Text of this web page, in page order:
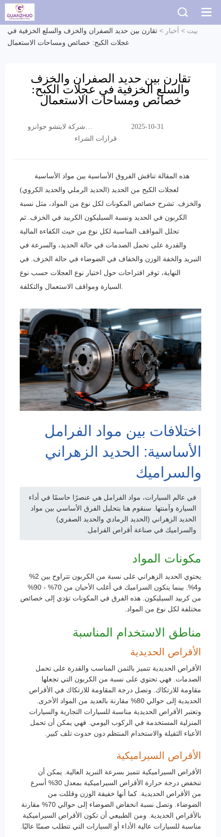
بيت > أخبار > تقارن بين حديد الصفران والخزف والسلع الخزفية في
عجلات الكبح: خصائص ومساحات الاستعمال
تقارن بين حديد الصفران والخزف
والسلع الخزفية في عجلات الكبح:
خصائص ومساحات الاستعمال
شركة لايتشو جوانزو
التجارية المحدودة
2025-10-31
قرارات الشراء
هذه المقالة تناقش الفروق الأساسية بين مواد الأساسية
لعجلات الكبح من الحديد (الحديد الرملي والحديد الكروي)
والخزف. تشرح خصائص المكونات لكل نوع من المواد، مثل نسبة
الكربون في الحديد ونسبة السيليكون الكربيد في الخزف. ثم
تحلل المواقف المناسبة لكل نوع من حيث الكفاءة المالية
والقدرة على تحمل الصدمات في حالة الحديد، والسرعة في
التبريد والخفة الوزن والخفاف في الضوضاء في حالة الخزف. في
النهاية، توفر اقتراحات حول اختيار نوع العجلات حسب نوع
السيارة ومواقف الاستعمال والتكلفة.
اختلافات بين مواد الفرامل
الأساسية: الحديد الزهراني
والسراميك
في عالم السيارات، مواد الفرامل هي عنصرًا حاسمًا في أداء
السيارة وآمنتها. سنقوم هنا بتحليل الفرق الأساسي بين مواد
الحديد الزهراني (الحديد الرمادي والحديد الصفري)
والسراميك في صناعة أقراص الفرامل.
مكونات المواد
يحتوي الحديد الزهراني على نسبة من الكربون تتراوح بين 2%
و4%. بينما يتكون السراميك في أغلب الأحيان من 70% - 90%
من كربيد السيليكون. هذه الفرق في المكونات تؤدي إلى خصائص
مختلفة لكل نوع من المواد.
مناطق الاستخدام المناسبة
الأقراص الحديدية
الأقراص الحديدية تتميز بالثمن المناسب والقدرة على تحمل
الصدمات. فهي تحتوي على نسبة من الكربون التي تجعلها
مقاومة للارتكاك. وتصل درجة المقاومة للارتكاك في الأقراص
الحديدية إلى حوالي 80% مقارنة بالعديد من المواد الأخرى.
وتعتبر الأقراص الحديدية مناسبة للسيارات التجارية والسيارات
المنزلية المستخدمة في الركوب اليومي. فهي يمكن أن تحمل
الأعباء الثقيلة والاستخدام المنتظم دون حدوث تلف كبير.
الأقراص السيراميكية
الأقراص السيراميكية تتميز بسرعة التبريد العالية. يمكن أن
تنخفض درجة حرارة الأقراص السيراميكية بمعدل 30% أسرع
من الأقراص الحديدية. كما أنها خفيفة الوزن وقللت من
الضوضاء. وتصل نسبة انخفاض الضوضاء إلى حوالي 70% مقارنة
بالأقراص الحديدية. ومن الطبيعي أن تكون الأقراص السيراميكية
مناسبة للسيارات عالية الأداء أو السيارات التي تتطلب صمتًا عاليًا.